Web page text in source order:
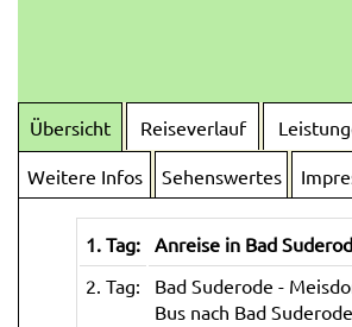
Übersicht Reiseverlauf
Weitere Infos Sehenswertes
1. Tag: Anreise in Bad
2. Tag:
Bad Suderode -
Bus nach Bad Suderode